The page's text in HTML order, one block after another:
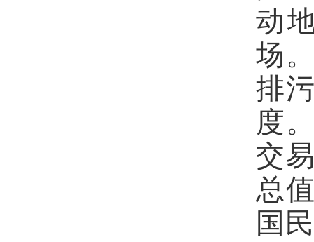
动
场
排
度
交
总
国